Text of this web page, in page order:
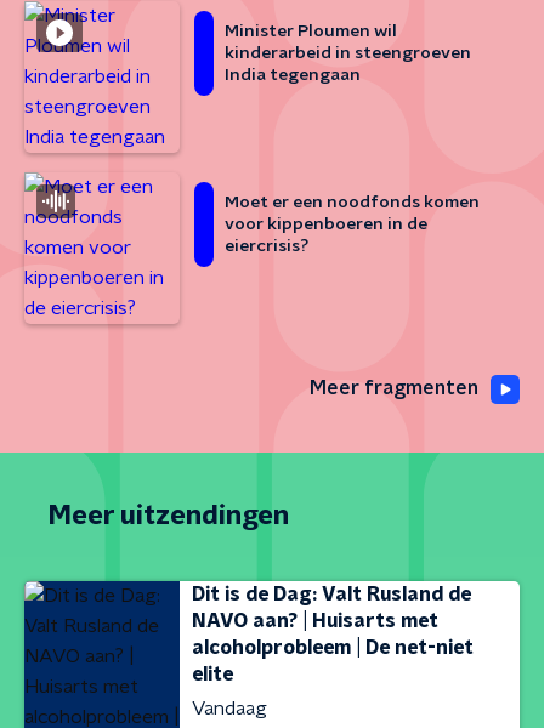
Minister Ploumen wil
kinderarbeid in steengroeven
India tegengaan
Moet er een noodfonds komen
voor kippenboeren in de
eiercrisis?
Meer fragmenten
Meer uitzendingen
Dit is de Dag: Valt Rusland de
NAVO aan? | Huisarts met
alcoholprobleem | De net-niet
elite
Vandaag